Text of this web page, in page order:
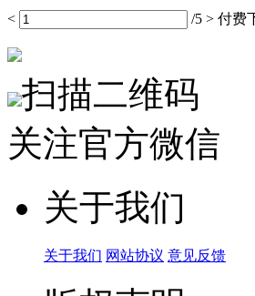
< /5 > 付费
扫描二维码
关注官方微信
关于我们
关于我们 网站协议 意见反馈